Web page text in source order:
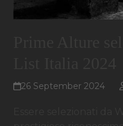
26 September 2024